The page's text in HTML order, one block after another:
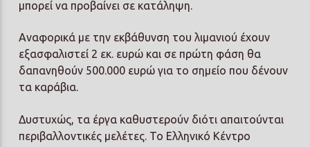
μπορεί να προβαίνει σε κατάληψη.
Αναφορικά με την εκβάθυνση του λιμανιού έχουν
εξασφαλιστεί 2 εκ. ευρώ και σε πρώτη φάση θα
δαπανηθούν 500.000 ευρώ για το σημείο που δένουν
τα καράβια.
Δυστυχώς, τα έργα καθυστερούν διότι απαιτούνται
περιβαλλοντικές μελέτες. Το Ελληνικό Κέντρο